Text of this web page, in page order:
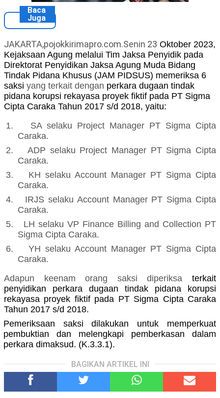
Baca
Juga
JAKARTA,pojokkirimapro.com.Senin 23 Oktober 2023,
Kejaksaan Agung melalui Tim Jaksa Penyidik pada
Direktorat Penyidikan Jaksa Agung Muda Bidang
Tindak Pidana Khusus (JAM PIDSUS) memeriksa 6
saksi yang terkait dengan perkara dugaan tindak
pidana korupsi rekayasa proyek fiktif pada PT Sigma
Cipta Caraka Tahun 2017 s/d 2018, yaitu:
1.
SA selaku Project Manager PT Sigma Cipta
Caraka.
2.
ADP selaku Project Manager PT Sigma Cipta
Caraka.
3.
KH selaku Account Manager PT Sigma Cipta
Caraka.
4.
IRJS selaku Account Manager PT Sigma Cipta
Caraka.
5.
LH selaku VP Finance Billing and Collection PT
Sigma Cipta Caraka.
6.
YH selaku Account Manager PT Sigma Cipta
Caraka.
Adapun keenam orang saksi diperiksa terkait
penyidikan perkara dugaan tindak pidana korupsi
rekayasa proyek fiktif pada PT Sigma Cipta Caraka
Tahun 2017 s/d 2018.
Pemeriksaan saksi dilakukan untuk memperkuat
pembuktian dan melengkapi pemberkasan dalam
perkara dimaksud. (K.3.3.1).
BAGIKAN ARTIKEL INI